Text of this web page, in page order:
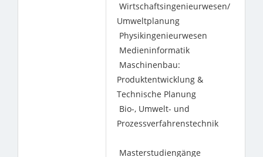
Wirtschaftsingenieurwesen/
Umweltplanung
Physikingenieurwesen
Medieninformatik
Maschinenbau:
Produktentwicklung &
Technische Planung
Bio-, Umwelt- und
Prozessverfahrenstechnik
Masterstudiengänge